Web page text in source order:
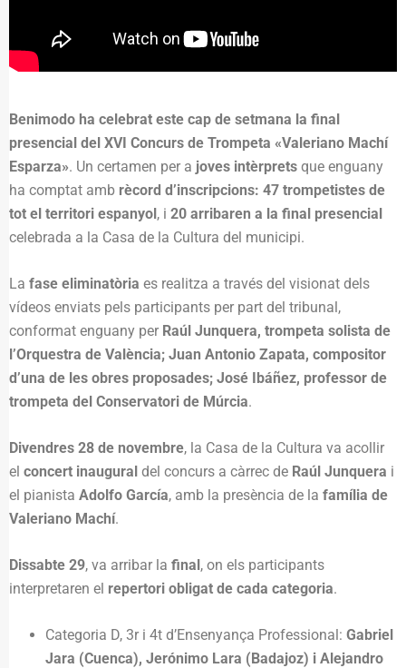
Benimodo ha celebrat este cap de setmana la final
presencial del XVI Concurs de Trompeta «Valeriano Machí
Esparza». Un certamen per a joves intèrprets que enguany
ha comptat amb rècord d’inscripcions: 47 trompetistes de
tot el territori espanyol, i 20 arribaren a la final presencial
celebrada a la Casa de la Cultura del municipi.
La fase eliminatòria es realitza a través del visionat dels
vídeos enviats pels participants per part del tribunal,
conformat enguany per Raúl Junquera, trompeta solista de
l’Orquestra de València; Juan Antonio Zapata, compositor
d’una de les obres proposades; José Ibáñez, professor de
trompeta del Conservatori de Múrcia.
Divendres 28 de novembre, la Casa de la Cultura va acollir
el concert inaugural del concurs a càrrec de Raúl Junquera i
el pianista Adolfo García, amb la presència de la família de
Valeriano Machí.
Dissabte 29, va arribar la final, on els participants
interpretaren el repertori obligat de cada categoria.
Categoria D, 3r i 4t d’Ensenyança Professional: Gabriel
Jara (Cuenca), Jerónimo Lara (Badajoz) i Alejandro